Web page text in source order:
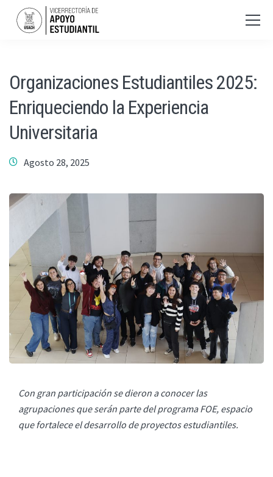
Organizaciones Estudiantiles 2025:
Enriqueciendo la Experiencia
Universitaria
Agosto 28, 2025
Con gran participación se dieron a conocer las
agrupaciones que serán parte del programa FOE, espacio
que fortalece el desarrollo de proyectos estudiantiles.